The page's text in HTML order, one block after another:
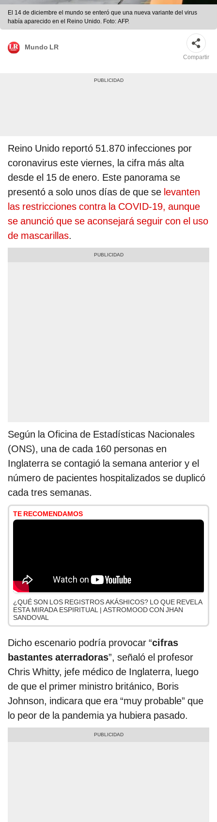
El 14 de diciembre el mundo se enteró que una nueva variante del virus
había aparecido en el Reino Unido. Foto: AFP.
Mundo LR
Compartir
Reino Unido reportó 51.870 infecciones por
coronavirus este viernes, la cifra más alta
desde el 15 de enero. Este panorama se
presentó a solo unos días de que se levanten
las restricciones contra la COVID-19, aunque
se anunció que se aconsejará seguir con el uso
de mascarillas.
Según la Oficina de Estadísticas Nacionales
(ONS), una de cada 160 personas en
Inglaterra se contagió la semana anterior y el
número de pacientes hospitalizados se duplicó
cada tres semanas.
TE RECOMENDAMOS
¿QUÉ SON LOS REGISTROS AKÁSHICOS? LO QUE REVELA
ESTA MIRADA ESPIRITUAL | ASTROMOOD CON JHAN
SANDOVAL
Dicho escenario podría provocar “cifras
bastantes aterradoras”, señaló el profesor
Chris Whitty, jefe médico de Inglaterra, luego
de que el primer ministro británico, Boris
Johnson, indicara que era “muy probable” que
lo peor de la pandemia ya hubiera pasado.